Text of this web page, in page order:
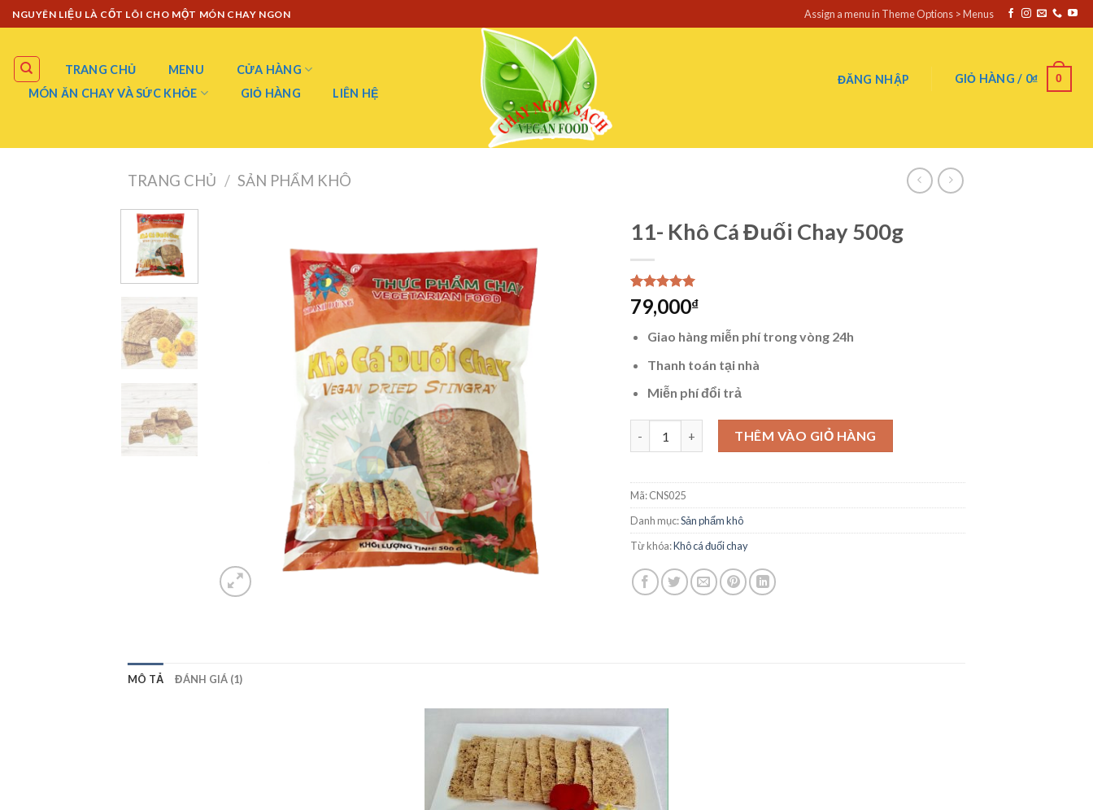
Skip
to
NGUYÊN LIỆU LÀ CỐT LÕI CHO MỘT MÓN CHAY NGON Assign a menu in Theme Options > Menus
TRANG CHỦ MENU
CỬA HÀNG
MÓN ĂN CHAY VÀ SỨC KHỎE
GIỎ HÀNG LIÊN HỆ
ĐĂNG NHẬP GIỎ HÀNG / 0₫ 0
TRANG CHỦ / SẢN PHẨM KHÔ
11- Khô Cá Đuối Chay 500g
5.00 trên 5
dựa trên
1
79,000₫
Giao hàng miễn phí trong vòng 24h
Thanh toán tại nhà
Miễn phí đổi trả
11- Khô Cá Đuối Chay 500g số lượng
THÊM VÀO GIỎ HÀNG
Mã:CNS025
Danh mục:Sản phẩm khô
Từ khóa:Khô cá đuối chay
MÔ TẢ ĐÁNH GIÁ (1)